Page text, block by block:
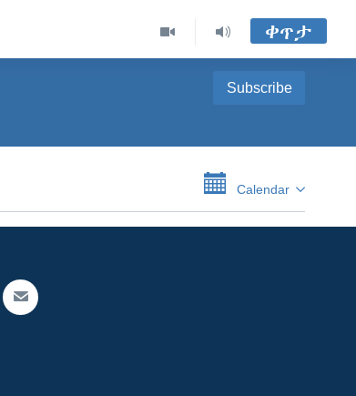
ቀጥታ
Subscribe
Calendar